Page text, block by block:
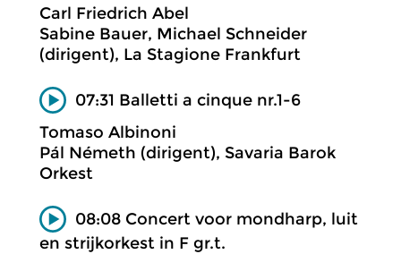
Carl Friedrich Abel
Sabine Bauer, Michael Schneider
(dirigent), La Stagione Frankfurt
07:31 Balletti a cinque nr.1-6
Tomaso Albinoni
Pál Németh (dirigent), Savaria Barok
Orkest
08:08 Concert voor mondharp, luit
en strijkorkest in F gr.t.